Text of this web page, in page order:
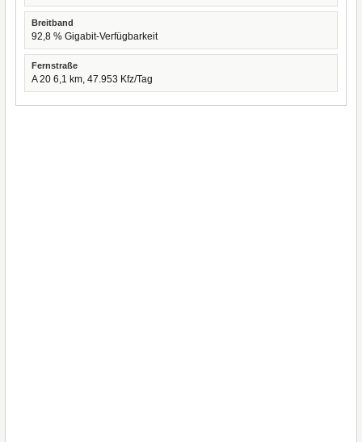
Breitband
92,8 % Gigabit-Verfügbarkeit
Fernstraße
A 20 6,1 km, 47.953 Kfz/Tag